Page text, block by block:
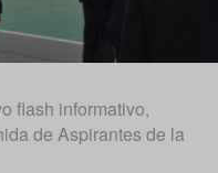
flash informativo,
de Aspirantes de la